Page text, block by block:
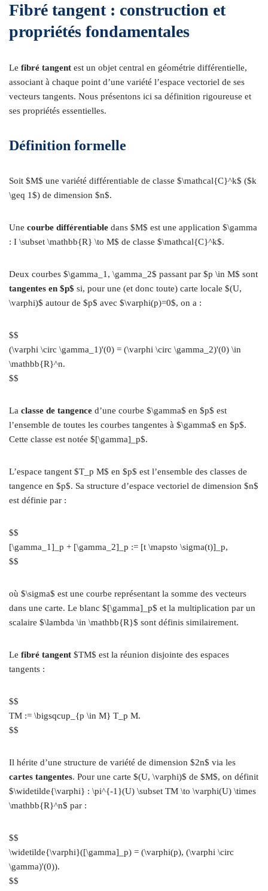
Fibré tangent : construction et
propriétés fondamentales
Le fibré tangent est un objet central en géométrie différentielle,
associant à chaque point d’une variété l’espace vectoriel de ses
vecteurs tangents. Nous présentons ici sa définition rigoureuse et
ses propriétés essentielles.
Définition formelle
Soit $M$ une variété différentiable de classe $\mathcal{C}^k$ ($k
\geq 1$) de dimension $n$.
Une courbe différentiable dans $M$ est une application $\gamma
: I \subset \mathbb{R} \to M$ de classe $\mathcal{C}^k$.
Deux courbes $\gamma_1, \gamma_2$ passant par $p \in M$ sont
tangentes en $p$ si, pour une (et donc toute) carte locale $(U,
\varphi)$ autour de $p$ avec $\varphi(p)=0$, on a :
$$
(\varphi \circ \gamma_1)'(0) = (\varphi \circ \gamma_2)'(0) \in
\mathbb{R}^n.
$$
La classe de tangence d’une courbe $\gamma$ en $p$ est
l’ensemble de toutes les courbes tangentes à $\gamma$ en $p$.
Cette classe est notée $[\gamma]_p$.
L’espace tangent $T_p M$ en $p$ est l’ensemble des classes de
tangence en $p$. Sa structure d’espace vectoriel de dimension $n$
est définie par :
$$
[\gamma_1]_p + [\gamma_2]_p := [t \mapsto \sigma(t)]_p,
$$
où $\sigma$ est une courbe représentant la somme des vecteurs
dans une carte. Le blanc $[\gamma]_p$ et la multiplication par un
scalaire $\lambda \in \mathbb{R}$ sont définis similairement.
Le fibré tangent $TM$ est la réunion disjointe des espaces
tangents :
$$
TM := \bigsqcup_{p \in M} T_p M.
$$
Il hérite d’une structure de variété de dimension $2n$ via les
cartes tangentes. Pour une carte $(U, \varphi)$ de $M$, on définit
$\widetilde{\varphi} : \pi^{-1}(U) \subset TM \to \varphi(U) \times
\mathbb{R}^n$ par :
$$
\widetilde{\varphi}([\gamma]_p) = (\varphi(p), (\varphi \circ
\gamma)'(0)).
$$